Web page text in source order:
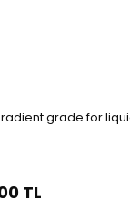
grade for
TL